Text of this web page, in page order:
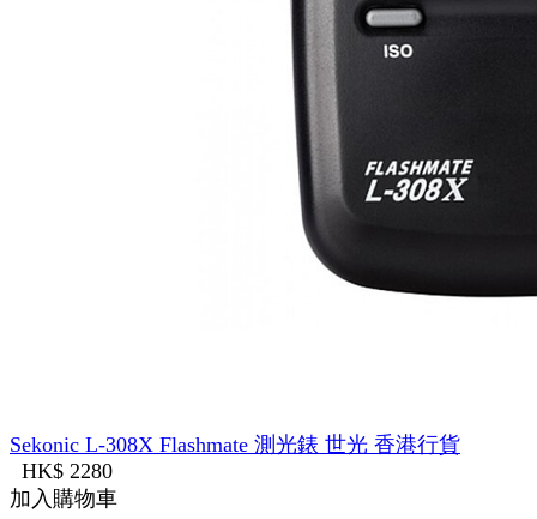
Sekonic L-308X Flashmate 測光錶 世光 香港行貨
HK$ 2280
加入購物車